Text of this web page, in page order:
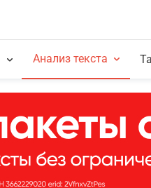
Анализ текста